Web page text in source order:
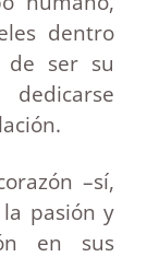
dentro
de ser su
–sí,
pasión y
en sus